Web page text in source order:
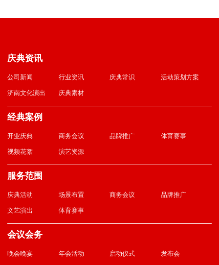
庆典资讯
公司新闻 行业资讯 庆典常识 活动策划方案
济南文化演出 庆典素材
经典案例
开业庆典 商务会议 品牌推广 体育赛事
视频花絮 演艺资源
服务范围
庆典活动 场景布置 商务会议 品牌推广
文艺演出 体育赛事
会议会务
晚会晚宴 年会活动 启动仪式 发布会